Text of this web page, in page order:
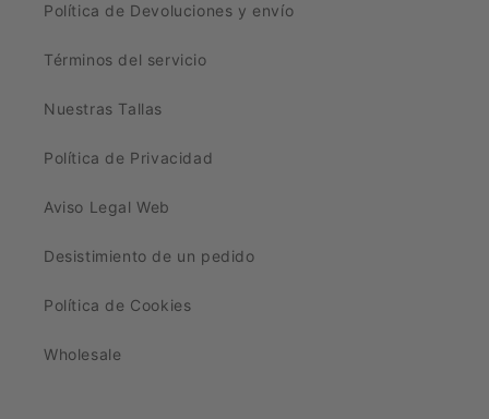
Política de Devoluciones y envío
Términos del servicio
Nuestras Tallas
Política de Privacidad
Aviso Legal Web
Desistimiento de un pedido
Política de Cookies
Wholesale